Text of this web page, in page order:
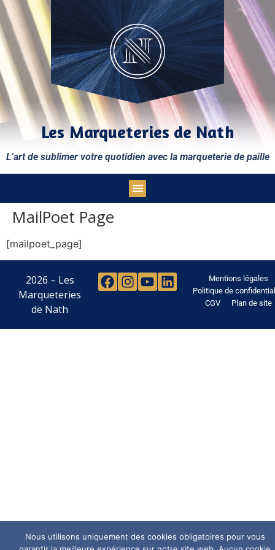
Les Marqueteries de Nath
L’art de sublimer votre quotidien avec la marqueterie de paille
MailPoet Page
[mailpoet_page]
2026 – Les
Marqueteries
de Nath
Mentions légales
Politique de
CGV
Plan de site
Nous utilisons uniquement des cookies obligatoires pour vous